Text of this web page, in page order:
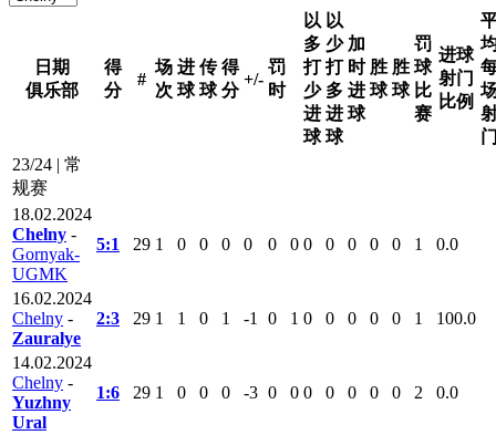
日期
俱乐部
得
分
#
场
次
进
球
传
球
得
分
+/-
罚
时
以
多
打
少
进
球
以
少
打
多
进
球
加
时
进
球
胜
球
胜
球
罚
球
比
赛
进球
射门
比例
23/24 | 常
规赛
18.02.2024
Chelny -
Gornyak-
UGMK
5:1 29 1 0 0 0 0 0 0 0 0 0 0 0 1 0.0
16.02.2024
Chelny -
Zauralye
2:3 29 1 1 0 1 -1 0 1 0 0 0 0 0 1 100.0
14.02.2024
Chelny -
Yuzhny
Ural
1:6 29 1 0 0 0 -3 0 0 0 0 0 0 0 2 0.0